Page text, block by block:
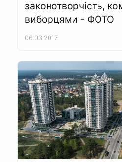
законотворчість,
виборцями - ФОТО
06.03.2017